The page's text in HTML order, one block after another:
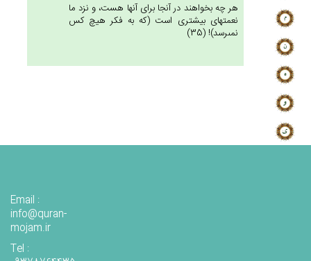
هر چه بخواهند در آنجا براى آنها هست، و نزد ما
نعمتهاى بيشترى است (كه به فكر هيچ كس
نمى‏رسد)! (35)
Email :
info@quran-
mojam.ir
Tel :